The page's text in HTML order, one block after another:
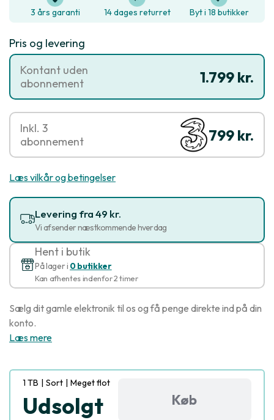
3 års garanti 14 dages returret Byt i 18 butikker
Pris og levering
1.799 kr.
Kontant uden
abonnement
799 kr.
Inkl. 3
abonnement
Læs vilkår og betingelser
Levering fra 49 kr.
Vi afsender næstkommende hverdag
Hent i butik
På lager i 0 butikker
Kan afhentes indenfor 2 timer
Sælg dit gamle elektronik til os og få penge direkte ind på din
konto.
Læs mere
1 TB | Sort | Meget flot
Udsolgt Køb